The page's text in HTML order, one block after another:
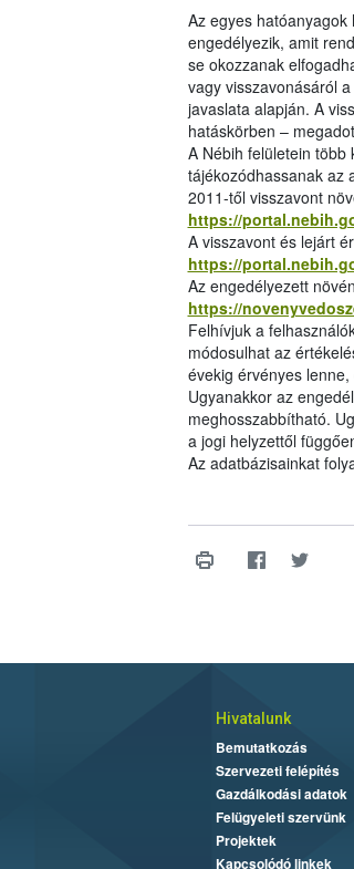
Az egyes
engedélyezik, amit
se okozzanak
vagy visszavonásáról
javaslata alapján. A
hatáskörben –
A Nébih felületein több
tájékozódhassanak az
2011-től visszavont
https://
A visszavont és lejárt
https://
Az engedélyezett
https://
Felhívjuk a
módosulhat az
évekig érvényes
Ugyanakkor az
meghosszabbítható.
a jogi helyzettől
Az adatbázisainkat
Hivatalunk
Bemutatkozás
Szervezeti felépítés
Gazdálkodási adatok
Felügyeleti szervünk
Projektek
Kapcsolódó linkek